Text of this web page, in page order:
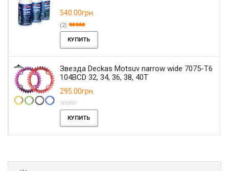
540.00грн.
(2)
КУПИТЬ
Звезда Deckas Motsuv narrow wide 7075-T6
104BCD 32, 34, 36, 38, 40T
295.00грн.
КУПИТЬ